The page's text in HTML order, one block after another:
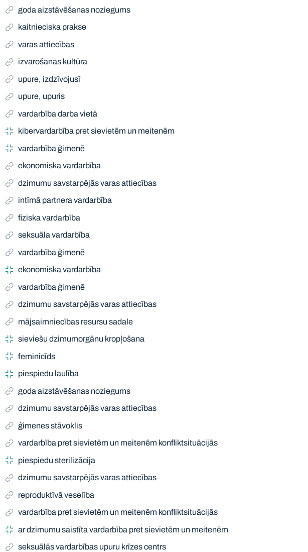
goda aizstāvēšanas noziegums
kaitnieciska prakse
varas attiecības
izvarošanas kultūra
upure, izdzīvojusī
upure, upuris
vardarbība darba vietā
kibervardarbība pret sievietēm un meitenēm
vardarbība ģimenē
ekonomiska vardarbība
dzimumu savstarpējās varas attiecības
intīmā partnera vardarbība
fiziska vardarbība
seksuāla vardarbība
vardarbība ģimenē
ekonomiska vardarbība
vardarbība ģimenē
dzimumu savstarpējās varas attiecības
mājsaimniecības resursu sadale
sieviešu dzimumorgānu kropļošana
feminicīds
piespiedu laulība
goda aizstāvēšanas noziegums
dzimumu savstarpējās varas attiecības
ģimenes stāvoklis
vardarbība pret sievietēm un meitenēm konfliktsituācijās
piespiedu sterilizācija
dzimumu savstarpējās varas attiecības
reproduktīvā veselība
vardarbība pret sievietēm un meitenēm konfliktsituācijās
ar dzimumu saistīta vardarbība pret sievietēm un meitenēm
seksuālās vardarbības upuru krīzes centrs